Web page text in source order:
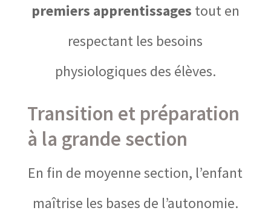
premiers apprentissages tout en
respectant les besoins
physiologiques des élèves.
Transition et préparation
à la grande section
En fin de moyenne section, l’enfant
maîtrise les bases de l’autonomie.